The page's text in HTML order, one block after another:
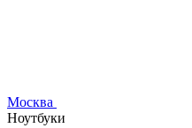
Москва
Ноутбуки